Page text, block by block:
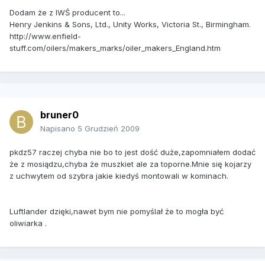
Dodam że z IWŚ producent to...
Henry Jenkins & Sons, Ltd., Unity Works, Victoria St., Birmingham.
http://www.enfield-
stuff.com/oilers/makers_marks/oiler_makers_England.htm
bruner0
Napisano 5 Grudzień 2009
pkdz57 raczej chyba nie bo to jest dość duże,zapomniałem dodać
że z mosiądzu,chyba że muszkiet ale za toporne.Mnie się kojarzy
z uchwytem od szybra jakie kiedyś montowali w kominach.
Luftlander dzięki,nawet bym nie pomyślał że to mogła być
oliwiarka .